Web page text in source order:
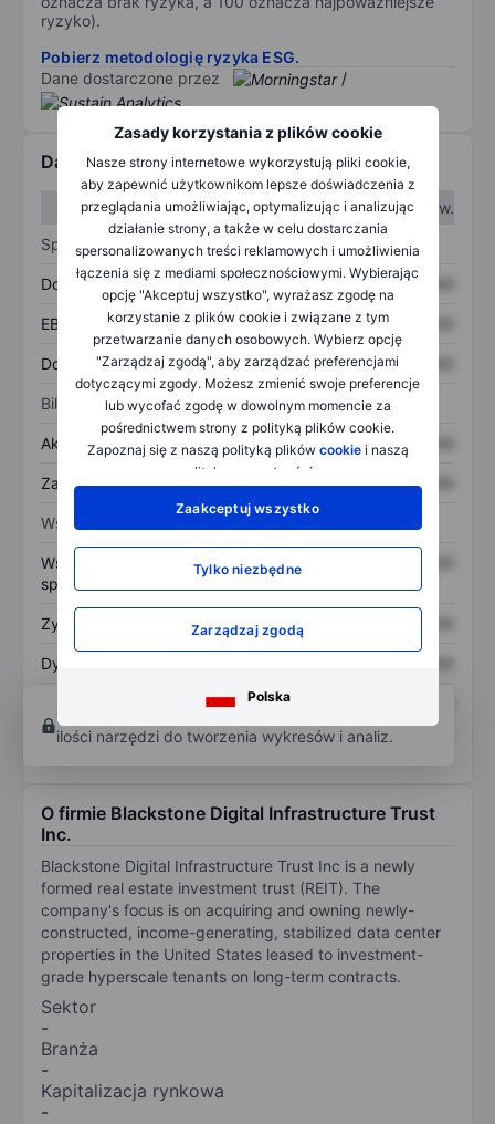
Zasady korzystania z plików cookie
Nasze strony internetowe wykorzystują pliki cookie,
aby zapewnić użytkownikom lepsze doświadczenia z
przeglądania umożliwiając, optymalizując i analizując
działanie strony, a także w celu dostarczania
spersonalizowanych treści reklamowych i umożliwienia
łączenia się z mediami społecznościowymi. Wybierając
opcję "Akceptuj wszystko", wyrażasz zgodę na
korzystanie z plików cookie i związane z tym
przetwarzanie danych osobowych. Wybierz opcję
"Zarządzaj zgodą", aby zarządzać preferencjami
dotyczącymi zgody. Możesz zmienić swoje preferencje
lub wycofać zgodę w dowolnym momencie za
pośrednictwem strony z polityką plików cookie.
Zapoznaj się z naszą polityką plików cookiei naszą
polityką
prywatności
Zaakceptuj wszystko
Tylko niezbędne
Zarządzaj zgodą
Polska
ryzyko).
Pobierz metodologię ryzyka ESG.
Dane dostarczone przez
/
Dane finansowe
W I kw.
W II kw.
Sprawozdanie z zysków
Dochód XXXXXXX XXXXXXX
EBITDA XXXXXXX XXXXXXX
Dochód netto XXXXXXX XXXXXXX
Bilans
Aktywa ogółem XXXXXXX XXXXXXX
Zadłużenie ogółem XXXXXXX XXXXXXX
Wskaźniki
Współczynnik cena do
sprzedaży
XXXXXXX
Zysk na akcję XXXXXXX
Dywidenda na akcję
własnego
XXXXXXX
Otwórz konto
ilości narzędzi do tworzenia wykresów i analiz.
O firmie Blackstone Digital Infrastructure Trust
Inc.
Blackstone Digital Infrastructure Trust Inc is a newly
formed real estate investment trust (REIT). The
company's focus is on acquiring and owning newly-
constructed, income-generating, stabilized data center
properties in the United States leased to investment-
grade hyperscale tenants on long-term contracts.
Sektor
-
Branża
-
Kapitalizacja rynkowa
-